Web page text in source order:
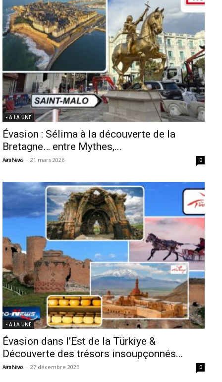
- A LA UNE
Évasion : Sélima à la découverte de la
Bretagne… entre Mythes,...
Aero News - 21 mars 2026 0
- A LA UNE
Évasion dans l’Est de la Türkiye &
Découverte des trésors insoupçonnés...
Aero News - 27 décembre 2025 0